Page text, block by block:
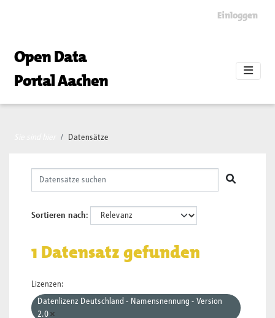
Einloggen
Open Data
Portal Aachen
Datensätze
Sortieren nach
1 Datensatz gefunden
Lizenzen:
Datenlizenz Deutschland - Namensnennung - Version
2.0